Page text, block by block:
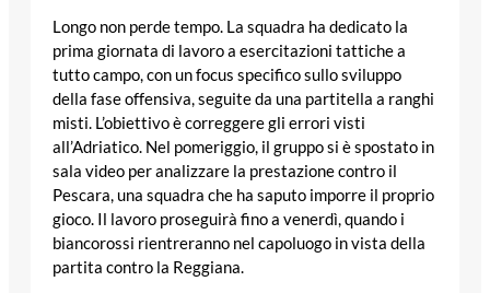
Longo non perde tempo. La squadra ha dedicato la
prima giornata di lavoro a esercitazioni tattiche a
tutto campo, con un focus specifico sullo sviluppo
della fase offensiva, seguite da una partitella a ranghi
misti. L’obiettivo è correggere gli errori visti
all’Adriatico. Nel pomeriggio, il gruppo si è spostato in
sala video per analizzare la prestazione contro il
Pescara, una squadra che ha saputo imporre il proprio
gioco. Il lavoro proseguirà fino a venerdì, quando i
biancorossi rientreranno nel capoluogo in vista della
partita contro la Reggiana.